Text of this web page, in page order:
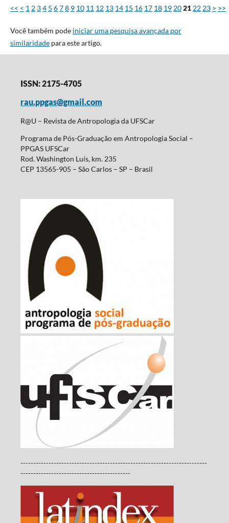
<< < 12 34 5 678 9 10 11 12 13 14 15 16 17 18 1920212223 > >>
Você também pode iniciar uma pesquisa avançada por
similaridadepara este artigo.
ISSN: 2175-4705
rau.ppgas@gmail.com
R@U – Revista de Antropologia da UFSCar
Programa de Pós-Graduação em Antropologia Social –
PPGAS UFSCar
Rod. Washington Luís, km. 235
CEP 13565-905 – São Carlos – SP – Brasil
-------------------------------------------------------------------------
-------------------------------------------